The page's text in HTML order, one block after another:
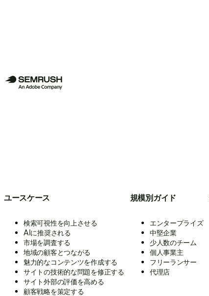
ユースケース
検索可視性を向上させる
AIに推奨される
市場を調査する
地域の顧客とつながる
魅力的なコンテンツを作成する
サイトの技術的な問題を修正する
サイト外部の評価を高める
顧客戦略を策定する
規模別ガイド
エンタープライズ
中堅企業
少人数のチーム
個人事業主
フリーランサー
代理店